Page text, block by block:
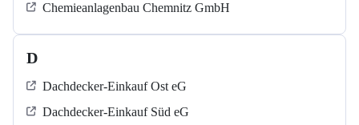
Chemieanlagenbau Chemnitz GmbH
D
Dachdecker-Einkauf Ost eG
Dachdecker-Einkauf Süd eG